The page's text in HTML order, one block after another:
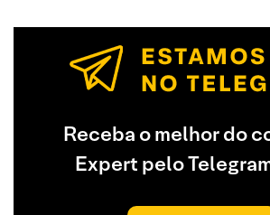
Receba o melhor do
Expert pelo